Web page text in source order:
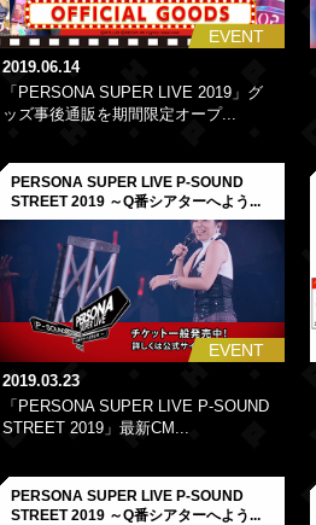
EVENT
2019.06.14
「PERSONA SUPER LIVE 2019」グ
ッズ事後通販を期間限定オープ...
PERSONA SUPER LIVE P-SOUND
STREET 2019 ～Q番シアターへよう...
EVENT
2019.03.23
「PERSONA SUPER LIVE P-SOUND
STREET 2019」最新CM...
PERSONA SUPER LIVE P-SOUND
STREET 2019 ～Q番シアターへよう...